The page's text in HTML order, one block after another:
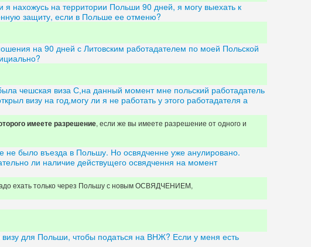
я нахожусь на территории Польши 90 дней, я могу выехать к
защиту, если в Польше ее отменю?
на 90 дней с Литовским работадателем по моей Польской
чешская виза С,на данный момент мне польский работадатель
визу на год,могу ли я не работать у этого работадателя а
имеете разрешение, если же вы имеете разрешение от одного и
не было въезда в Польшу. Но освядченне уже анулировано.
ли наличие действущего освядчення на момент
ехать только через Польшу с новым ОСВЯДЧЕНИЕМ,
для Польши, чтобы податься на ВНЖ? Если у меня есть